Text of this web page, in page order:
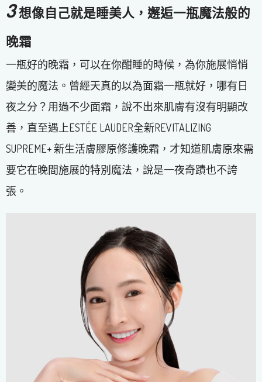
3想像自己就是睡美人，邂逅一瓶魔法般的
晚霜
一瓶好的晚霜，可以在你酣睡的時候，為你施展悄悄
變美的魔法。曾經天真的以為面霜一瓶就好，哪有日
夜之分？用過不少面霜，說不出來肌膚有沒有明顯改
善，直至遇上ESTÉE LAUDER全新REVITALIZING
SUPREME+ 新生活膚膠原修護晚霜，才知道肌膚原來需
要它在晚間施展的特別魔法，說是一夜奇蹟也不誇
張。